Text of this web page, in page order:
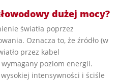
dużej mocy?
światła poprzez
Oznacza to, że źródło (w
przez kabel
poziom energii.
intensywności i ściśle